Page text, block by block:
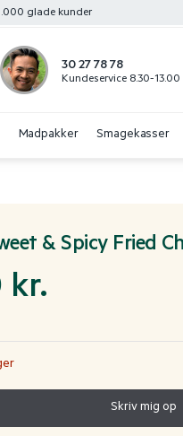
glade kunder
30 27 78 78
Kundeservice 8.30-13.00
Madpakker Smagekasser
& Spicy Fried
kr.